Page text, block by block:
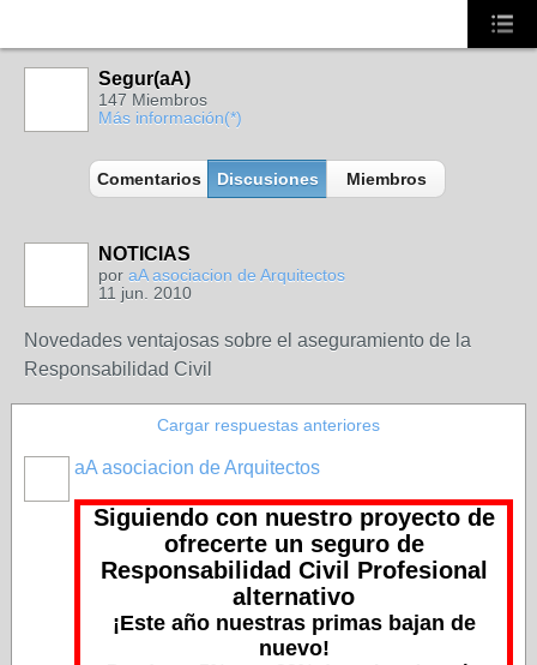
Segur(aA)
147 Miembros
Más información(*)
Comentarios Discusiones Miembros
NOTICIAS
por aA asociacion de Arquitectos
11 jun. 2010
Novedades ventajosas sobre el aseguramiento de la
Responsabilidad Civil
Cargar respuestas anteriores
aA asociacion de Arquitectos
Siguiendo con nuestro proyecto de
ofrecerte un seguro de
Responsabilidad Civil Profesional
alternativo
¡Este año nuestras primas bajan de
nuevo!